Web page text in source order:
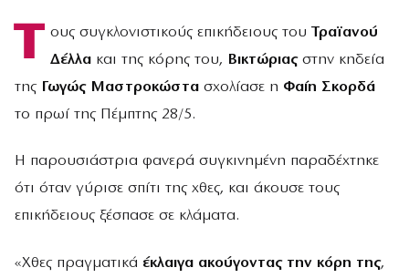
Τ ους συγκλονιστικούς επικήδειους του Τραϊανού
Δέλλακαι της κόρης του, Βικτώριαςστην κηδεία
της Γωγώς Μαστροκώστα σχολίασε η Φαίη Σκορδά
το πρωί της Πέμπτης 28/5.
Η παρουσιάστρια φανερά συγκινημένη παραδέχτηκε
ότι όταν γύρισε σπίτι της χθες, και άκουσε τους
επικήδειους ξέσπασε σε κλάματα.
«Χθες πραγματικά έκλαιγα ακούγοντας την κόρη της,